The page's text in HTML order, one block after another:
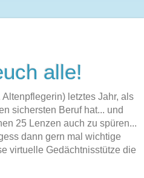
alle!
letztes Jahr, als
sichersten Beruf hat... und
25 Lenzen auch zu spüren...
dann gern mal wichtige
virtuelle Gedächtnisstütze die